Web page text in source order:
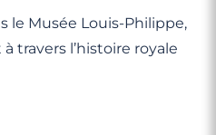
le Musée Louis-Philippe,
travers l’histoire royale